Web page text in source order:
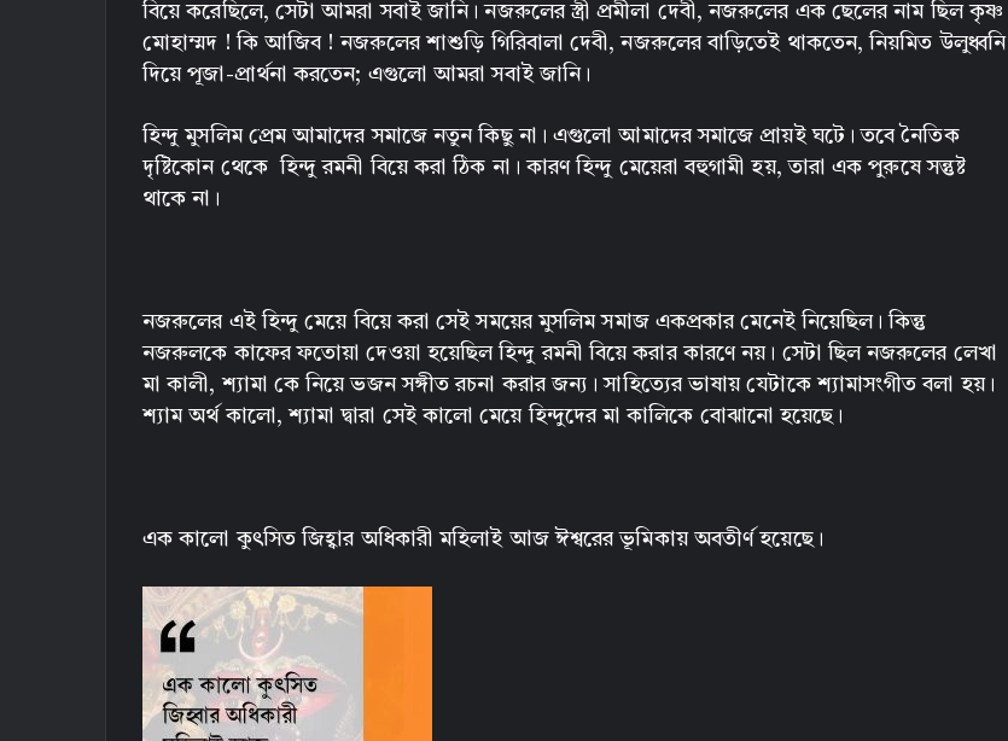
বিয়ে করেছিলে, সেটা আমরা সবাই জানি। নজরুলের স্ত্রী প্রমীলা দেবী, নজরুলের এক ছেলের নাম ছিল কৃষ্ণ
মোহাম্মদ ! কি আজিব ! নজরুলের শাশুড়ি গিরিবালা দেবী, নজরুলের বাড়িতেই থাকতেন, নিয়মিত উলুধ্বনি
দিয়ে পূজা-প্রার্থনা করতেন; এগুলো আমরা সবাই জানি।
হিন্দু মুসলিম প্রেম আমাদের সমাজে নতুন কিছু না। এগুলো আমাদের সমাজে প্রায়ই ঘটে। তবে নৈতিক
দৃষ্টিকোন থেকে হিন্দু রমনী বিয়ে করা ঠিক না। কারণ হিন্দু মেয়েরা বহুগামী হয়, তারা এক পুরুষে সন্তুষ্ট
থাকে না।
নজরুলের এই হিন্দু মেয়ে বিয়ে করা সেই সময়ের মুসলিম সমাজ একপ্রকার মেনেই নিয়েছিল। কিন্তু
নজরুলকে কাফের ফতোয়া দেওয়া হয়েছিল হিন্দু রমনী বিয়ে করার কারণে নয়। সেটা ছিল নজরুলের লেখা
মা কালী, শ্যামা কে নিয়ে ভজন সঙ্গীত রচনা করার জন্য। সাহিত্যের ভাষায় যেটাকে শ্যামাসংগীত বলা হয়।
শ্যাম অর্থ কালো, শ্যামা দ্বারা সেই কালো মেয়ে হিন্দুদের মা কালিকে বোঝানো হয়েছে।
এক কালো কুৎসিত জিহ্বার অধিকারী মহিলাই আজ ঈশ্বরের ভূমিকায় অবতীর্ণ হয়েছে।